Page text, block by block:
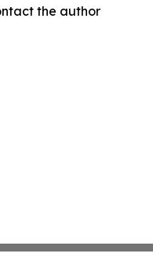
the author